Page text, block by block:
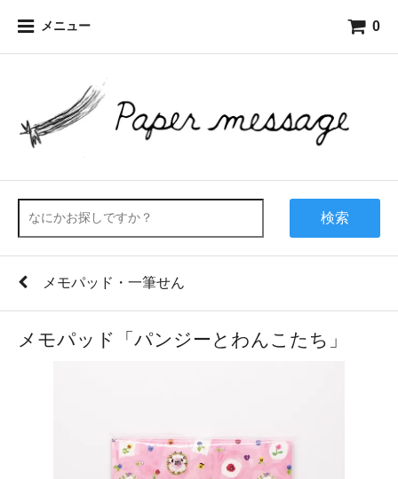
メニュー 0
検索
メモパッド・一筆せん
メモパッド「パンジーとわんこたち」